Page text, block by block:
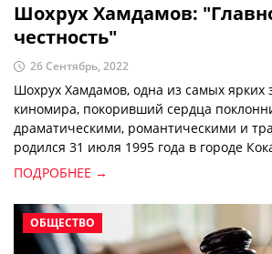
Шохрух Хамдамов:
честность"
26 Сентябрь, 2022
Шохрух Хамдамов, одна из самых ярких
киномира, покоривший сердца
драматическими, романтическими и
родился 31 июля 1995 года в городе
области.
ПОДРОБНЕЕ →
ОБЩЕСТВО